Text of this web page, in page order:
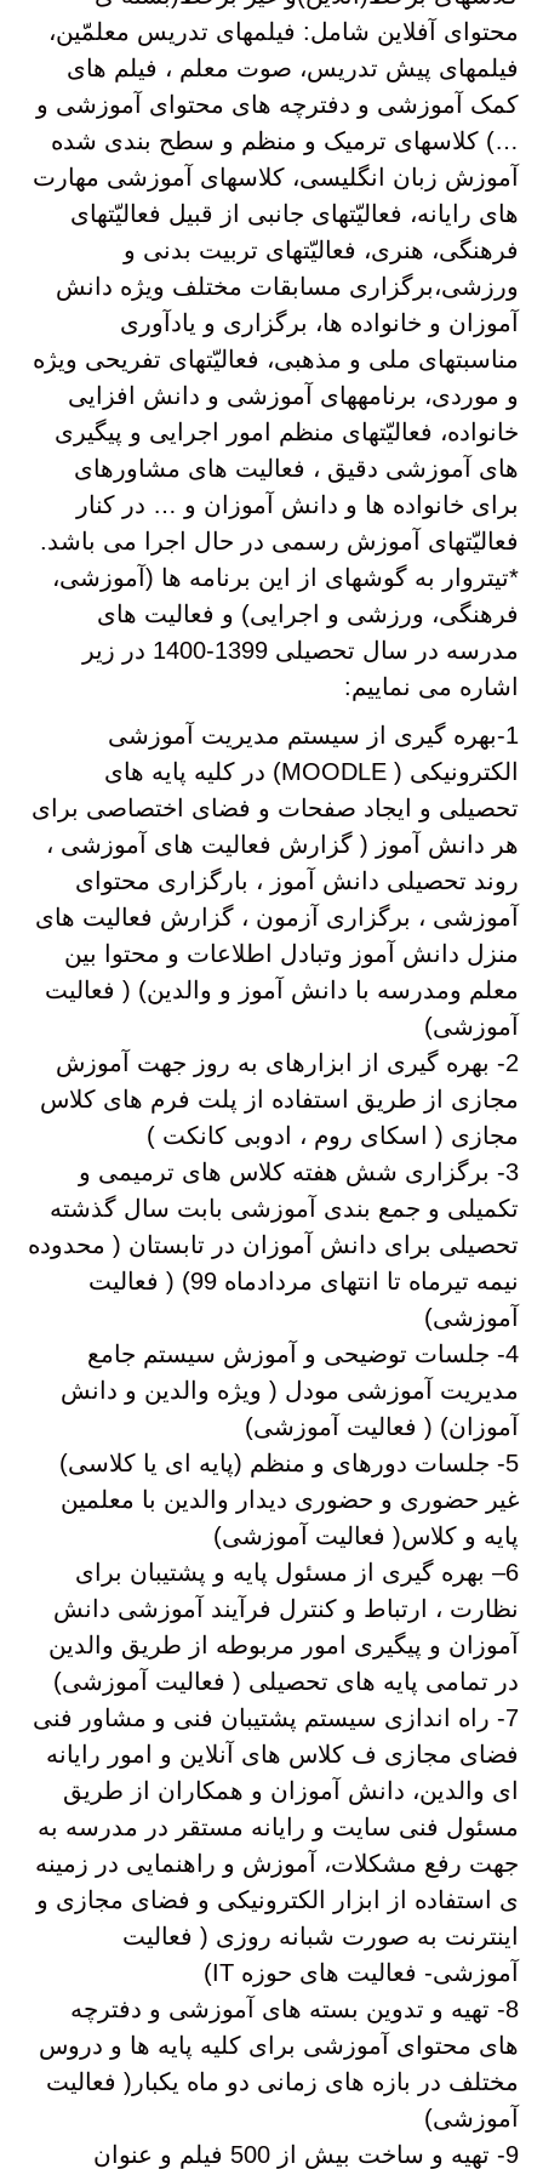
محتوای آفلاین شامل: فیلمهای تدریس معلمّین،
فیلمهای پیش تدریس، صوت معلم ، فیلم های
کمک آموزشی و دفترچه های محتوای آموزشی و
…) کلاسهای ترمیک و منظم و سطح بندی شده
آموزش زبان انگلیسی، کلاسهای آموزشی مهارت
های رایانه، فعالیّتهای جانبی از قبیل فعالیّتهای
فرهنگی، هنری، فعالیّتهای تربیت بدنی و
ورزشی،برگزاری مسابقات مختلف ویژه دانش
آموزان و خانواده ها، برگزاری و یادآوری
مناسبتهای ملی و مذهبی، فعالیّتهای تفریحی ویژه
و موردی، برنامههای آموزشی و دانش افزایی
خانواده، فعالیّتهای منظم امور اجرایی و پیگیری
های آموزشی دقیق ، فعالیت های مشاورهای
برای خانواده ها و دانش آموزان و … در کنار
فعالیّتهای آموزش رسمی در حال اجرا می باشد.
*تیتروار به گوشهای از این برنامه ها (آموزشی،
فرهنگی، ورزشی و اجرایی) و فعالیت های
مدرسه در سال تحصیلی 1399-1400 در زیر
اشاره می نماییم:
1-بهره گیری از سیستم مدیریت آموزشی
الکترونیکی ( MOODLE) در کلیه پایه های
تحصیلی و ایجاد صفحات و فضای اختصاصی برای
هر دانش آموز ( گزارش فعالیت های آموزشی ،
روند تحصیلی دانش آموز ، بارگزاری محتوای
آموزشی ، برگزاری آزمون ، گزارش فعالیت های
منزل دانش آموز وتبادل اطلاعات و محتوا بین
معلم ومدرسه با دانش آموز و والدین) ( فعالیت
آموزشی)
2- بهره گیری از ابزارهای به روز جهت آموزش
مجازی از طریق استفاده از پلت فرم های کلاس
مجازی ( اسکای روم ، ادوبی کانکت )
3- برگزاری شش هفته کلاس های ترمیمی و
تکمیلی و جمع بندی آموزشی بابت سال گذشته
تحصیلی برای دانش آموزان در تابستان ( محدوده
نیمه تیرماه تا انتهای مردادماه 99) ( فعالیت
آموزشی)
4- جلسات توضیحی و آموزش سیستم جامع
مدیریت آموزشی مودل ( ویژه والدین و دانش
آموزان) ( فعالیت آموزشی)
5- جلسات دورهای و منظم (پایه ای یا کلاسی)
غیر حضوری و حضوری دیدار والدین با معلمین
پایه و کلاس( فعالیت آموزشی)
6– بهره گیری از مسئول پایه و پشتیبان برای
نظارت ، ارتباط و کنترل فرآیند آموزشی دانش
آموزان و پیگیری امور مربوطه از طریق والدین
در تمامی پایه های تحصیلی ( فعالیت آموزشی)
7- راه اندازی سیستم پشتیبان فنی و مشاور فنی
فضای مجازی ف کلاس های آنلاین و امور رایانه
ای والدین، دانش آموزان و همکاران از طریق
مسئول فنی سایت و رایانه مستقر در مدرسه به
جهت رفع مشکلات، آموزش و راهنمایی در زمینه
ی استفاده از ابزار الکترونیکی و فضای مجازی و
اینترنت به صورت شبانه روزی ( فعالیت
آموزشی- فعالیت های حوزه IT)
8- تهیه و تدوین بسته های آموزشی و دفترچه
های محتوای آموزشی برای کلیه پایه ها و دروس
مختلف در بازه های زمانی دو ماه یکبار( فعالیت
آموزشی)
9- تهیه و ساخت بیش از 500 فیلم و عنوان